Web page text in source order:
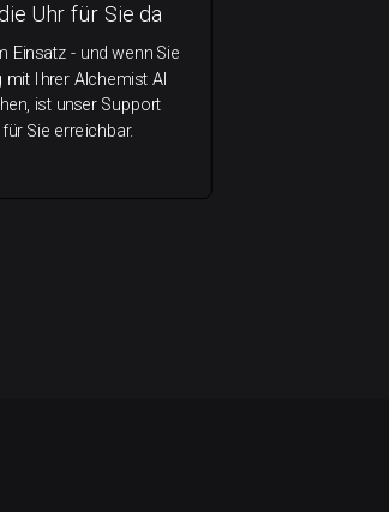
Uhr für Sie da
Einsatz - und wenn Sie
mit Ihrer Alchemist AI
ist unser Support
Sie erreichbar.